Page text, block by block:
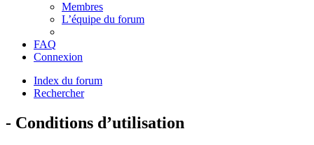
Membres
L’équipe du forum
FAQ
Connexion
Index du forum
Rechercher
- Conditions d’utilisation